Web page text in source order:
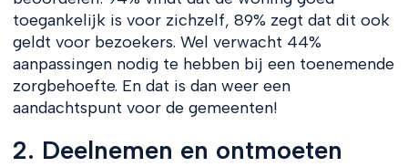
toegankelijk is voor zichzelf, 89% zegt dat dit ook
geldt voor bezoekers. Wel verwacht 44%
aanpassingen nodig te hebben bij een toenemende
zorgbehoefte. En dat is dan weer een
aandachtspunt voor de gemeenten!
2. Deelnemen en ontmoeten